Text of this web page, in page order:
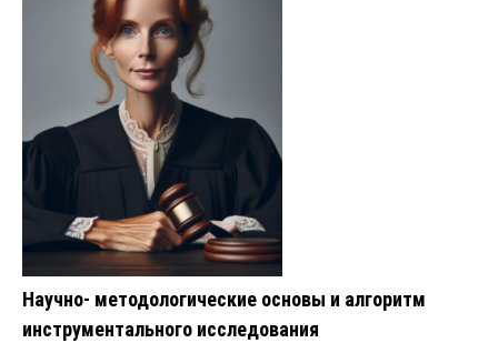
Научно- методологические основы и алгоритм
инструментального исследования